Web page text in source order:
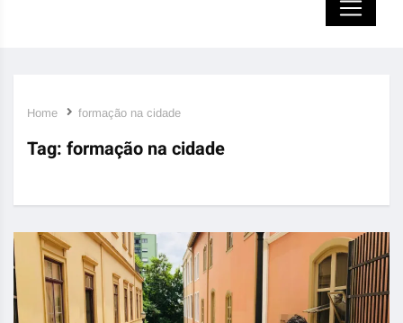
Home formação na cidade
Tag: formação na cidade